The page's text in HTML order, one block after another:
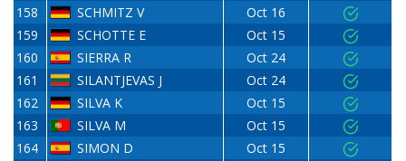
158
SCHMITZ V
Oct 16
159
SCHOTTE E
Oct 15
160
SIERRA R
Oct 24
161
SILANTJEVAS J
Oct 24
162
SILVA K
Oct 15
163
SILVA M
Oct 15
164
SIMON D
Oct 15